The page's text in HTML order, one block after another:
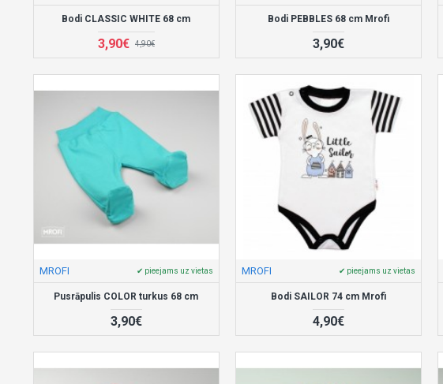
Bodi CLASSIC WHITE 68 cm
3,90€ 4,90€
Bodi PEBBLES 68 cm Mrofi
3,90€
MROFI ✔ pieejams uz vietas
Pusrāpulis COLOR turkus 68 cm
3,90€
MROFI ✔ pieejams uz vietas
Bodi SAILOR 74 cm Mrofi
4,90€